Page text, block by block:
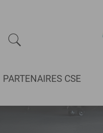
PARTENAIRES CSE